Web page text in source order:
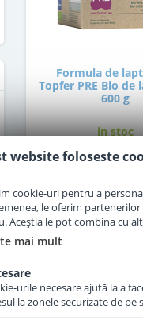
Formula de
Topfer PRE Bio de
600 g
in stoc
Adauga
website foloseste
cookie-uri pentru a
le oferim
Aceștia le pot combina cu
mai mult
urile necesare ajută la a
la zonele securizate de